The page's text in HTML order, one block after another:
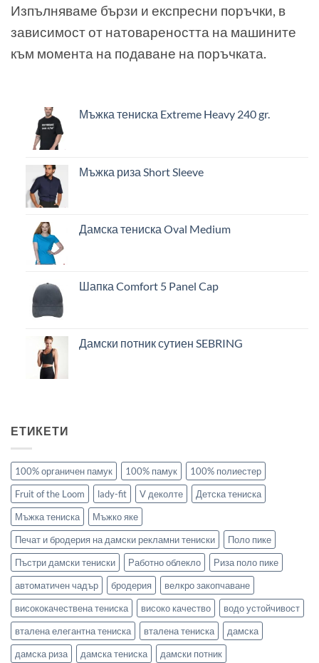
Изпълняваме бързи и експресни поръчки, в
зависимост от натовареността на машините
към момента на подаване на поръчката.
Мъжка тениска Extreme Heavy 240 gr.
Мъжка риза Short Sleeve
Дамска тениска Oval Medium
Шапка Comfort 5 Panel Cap
Дамски потник сутиен SEBRING
ЕТИКЕТИ
100% органичен памук 100% памук
100% полиестер
Fruit of the Loom
lady-fit V деколте
Детска тениска
Мъжка тениска
Мъжко яке
Печат и бродерия на дамски рекламни тениски
Поло пике
Пъстри дамски тениски
Работно облекло
Риза поло пике
автоматичен чадър
бродерия
велкро закопчаване
висококачествена тениска
високо качество
водо устойчивост
вталена елегантна тениска
вталена тениска
дамска
дамска риза
дамска тениска дамски потник